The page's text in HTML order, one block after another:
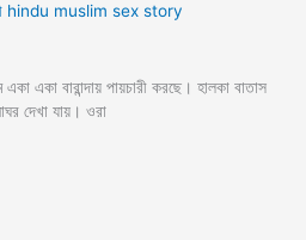
hindu muslim sex story
বারান্দায় পায়চারী করছে। হালকা বাতাস
দেখা যায়। ওরা